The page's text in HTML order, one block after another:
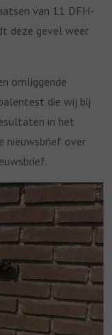
van 11 DFH-
deze gevel weer
omliggende
die wij bij
in het
nieuwsbrief over